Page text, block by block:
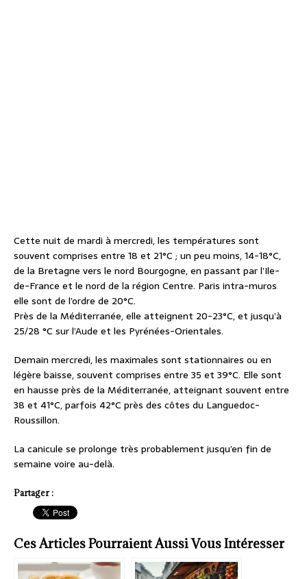
Cette nuit de mardi à mercredi, les températures sont
souvent comprises entre 18 et 21°C ; un peu moins, 14-18°C,
de la Bretagne vers le nord Bourgogne, en passant par l’Ile-
de-France et le nord de la région Centre. Paris intra-muros
elle sont de l’ordre de 20°C.
Près de la Méditerranée, elle atteignent 20-23°C, et jusqu’à
25/28 °C sur l’Aude et les Pyrénées-Orientales.
Demain mercredi, les maximales sont stationnaires ou en
légère baisse, souvent comprises entre 35 et 39°C. Elle sont
en hausse près de la Méditerranée, atteignant souvent entre
38 et 41°C, parfois 42°C près des côtes du Languedoc-
Roussillon.
La canicule se prolonge très probablement jusqu’en fin de
semaine voire au-delà.
Partager :
Ces Articles Pourraient Aussi Vous Intéresser